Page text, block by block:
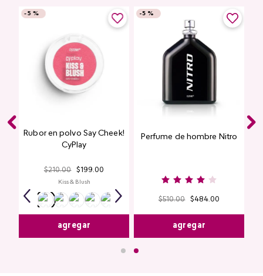
-5 %
Rubor en polvo Say Cheek!
CyPlay
$210.00 $199.00
Kiss & Blush
agregar
-5 %
Perfume de hombre Nitro
$510.00 $484.00
agregar